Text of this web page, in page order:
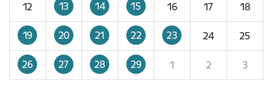
12 13 14 15 16 17 18
19 20 21 22 23 24 25
26 27 28 29 1 2 3